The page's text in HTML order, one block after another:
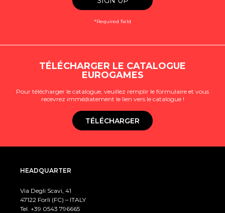
*Required field
TÉLÉCHARGER LE CATALOGUE
EUROGAMES
Pour télécharger le catalogue, veuillez remplir le formulaire et vous
recevrez immédiatement le lien vers le catalogue !
TÉLÉCHARGER
HEADQUARTER
Via Degli Scavi, 41
47122 Forlì (FC) – ITALY
Tel. +39 0543 796665